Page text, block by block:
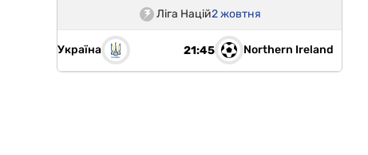
Ліга Націй2 жовтня
Україна 21:45 Northern Ireland